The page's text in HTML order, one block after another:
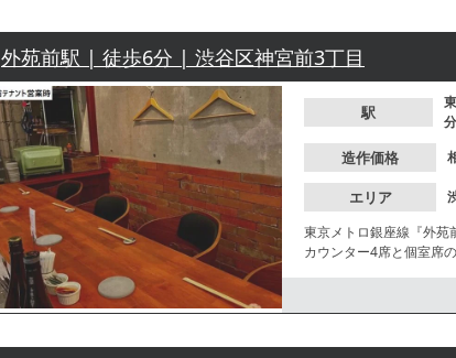
外苑前駅 | 徒歩6分 | 渋谷区神宮前3丁目
駅
分
造作価格
エリア
東京メトロ銀座線『外苑
カウンター4席と個室席